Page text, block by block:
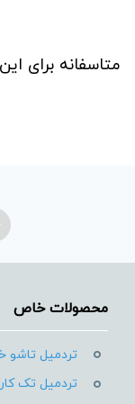
متاسفانه برای
محصولات خاص
تردمیل تاشو
تردمیل تک